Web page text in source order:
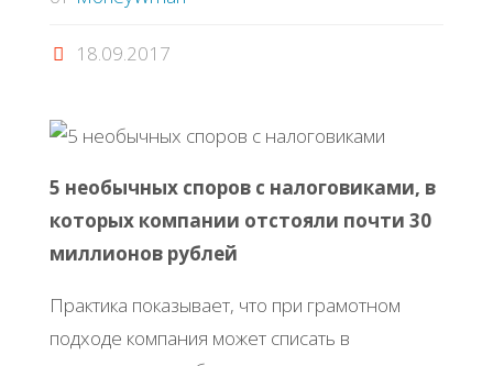
18.09.2017
5 необычных споров с налоговиками, в
которых компании отстояли почти 30
миллионов рублей
Практика показывает, что при грамотном
подходе компания может списать в